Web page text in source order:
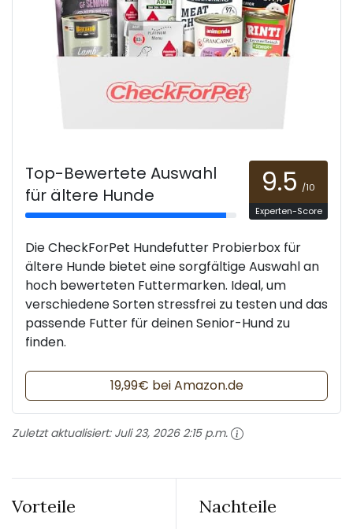
Top-Bewertete Auswahl
für ältere Hunde
9.5 /10
Experten-Score
Die CheckForPet Hundefutter Probierbox für
ältere Hunde bietet eine sorgfältige Auswahl an
hoch bewerteten Futtermarken. Ideal, um
verschiedene Sorten stressfrei zu testen und das
passende Futter für deinen Senior-Hund zu
finden.
19,99€ bei Amazon.de
Zuletzt aktualisiert: Juli 23, 2026 2:15 p.m.
Vorteile Nachteile